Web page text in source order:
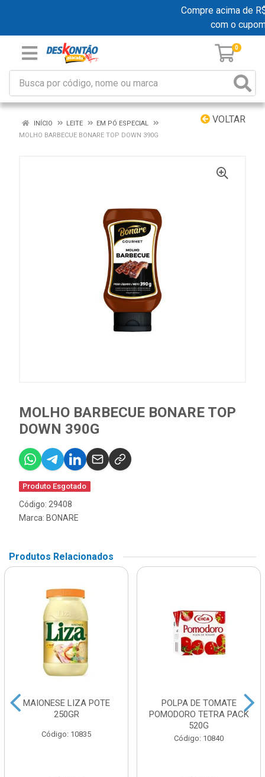
Compre acima de
com o
0
VOLTAR
INÍCIO LEITE
EM PÓ ESPECIAL
MOLHO BARBECUE BONARE TOP DOWN 390G
MOLHO BARBECUE BONARE TOP
DOWN 390G
Produto Esgotado
Código: 29408
Marca: BONARE
Produtos Relacionados
MAIONESE LIZA POTE
250GR
Código: 10835
POLPA DE TOMATE
POMODORO TETRA PACK
520G
Código: 10840